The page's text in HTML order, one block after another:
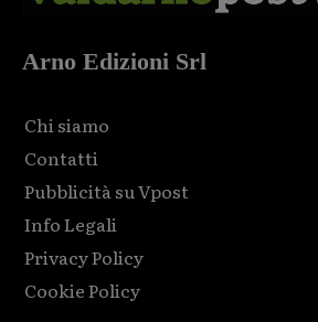
Arno Edizioni Srl
Chi siamo
Contatti
Pubblicità su Vpost
Info Legali
Privacy Policy
Cookie Policy